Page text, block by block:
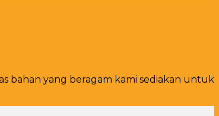
bahan yang beragam kami sediakan untuk